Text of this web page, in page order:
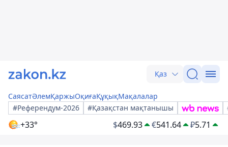
Қаз
СаясатӘлемҚаржыОқиғаҚұқықМақалалар
#Референдум-2026
#Қазақстан мақтанышы
+33° $469.93 €541.64 ₽5.71